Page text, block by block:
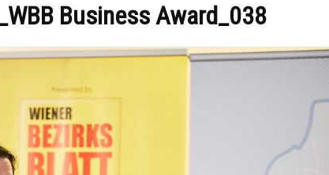
Business Award_038